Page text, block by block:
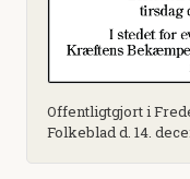
Offentligtgjort i
Folkeblad d. 14.